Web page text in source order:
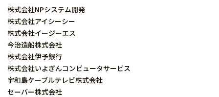
株式会社NPシステム開発
株式会社アイシーシー
株式会社イージーエス
今治造船株式会社
株式会社伊予銀行
株式会社いよぎんコンピュータサービス
宇和島ケーブルテレビ株式会社
セーバー株式会社